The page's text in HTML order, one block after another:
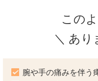
この
＼ あり
腕や手の痛みを伴う